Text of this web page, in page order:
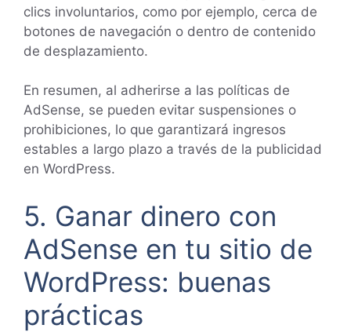
clics involuntarios, como por ejemplo, cerca de
botones de navegación o dentro de contenido
de desplazamiento.
En resumen, al adherirse a las políticas de
AdSense, se pueden evitar suspensiones o
prohibiciones, lo que garantizará ingresos
estables a largo plazo a través de la publicidad
en WordPress.
5. Ganar dinero con
AdSense en tu sitio de
WordPress: buenas
prácticas